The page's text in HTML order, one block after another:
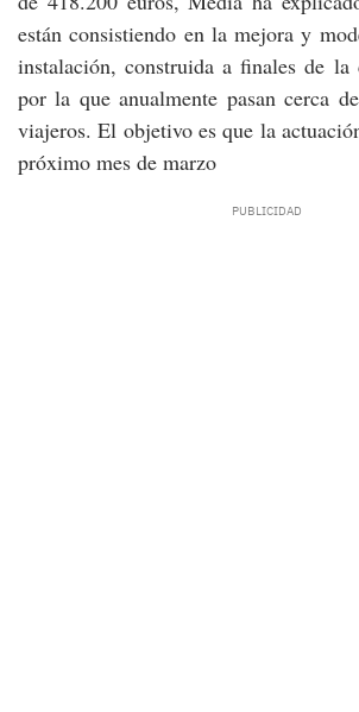
están consistiendo en la mejora y
instalación, construida a finales de la
por la que anualmente pasan cerca
viajeros. El objetivo es que la
próximo mes de marzo